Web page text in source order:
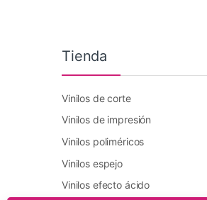
Tienda
Vinilos de corte
Vinilos de impresión
Vinilos poliméricos
Vinilos espejo
Vinilos efecto ácido